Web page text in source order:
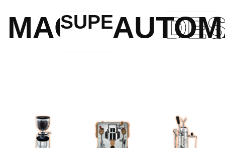
MACHINES
SUPER